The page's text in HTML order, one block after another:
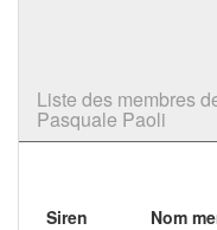
Liste des membres
Pasquale Paoli
Siren Nom